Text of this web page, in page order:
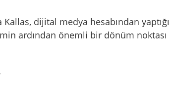
dijital medya hesabından yaptığı
ardından önemli bir dönüm noktası